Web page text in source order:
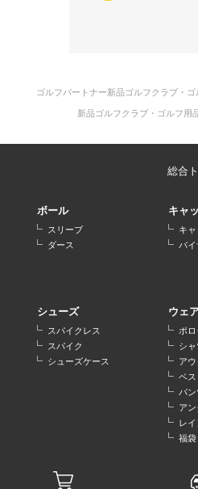
ゴルフパートナー新品ゴルフクラブ・
新品ゴルフクラブ・ゴルフ用
総合
ボール
スリーブ
ダース
キャ
キ
バイ
シューズ
スパイクレス
スパイク
シューズケース
ウェ
ポ
シャ
アウ
ベス
パン
ア
レ
福袋